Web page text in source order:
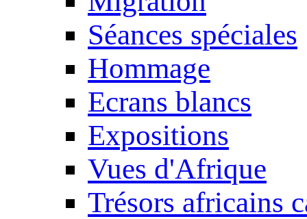
Séances spéciales
Hommage
Ecrans blancs
Expositions
Vues d'Afrique
Trésors africains